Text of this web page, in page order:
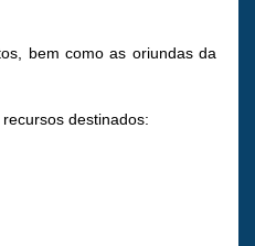
bem como as oriundas da
destinados: